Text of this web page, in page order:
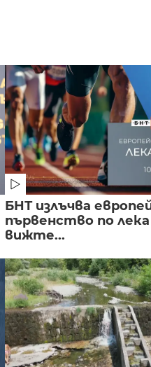
БНТ излъчва
първенство по
вижте...